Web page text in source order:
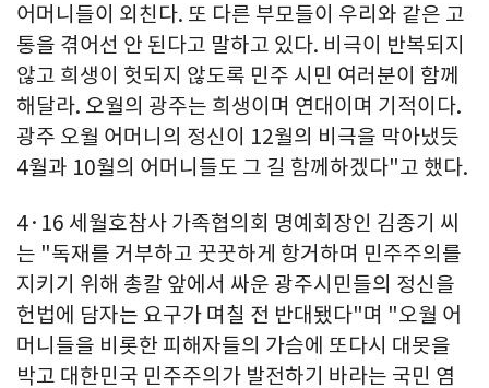
어머니들이 외친다. 또 다른 부모들이 우리와 같은 고
통을 겪어선 안 된다고 말하고 있다. 비극이 반복되지
않고 희생이 헛되지 않도록 민주 시민 여러분이 함께
해달라. 오월의 광주는 희생이며 연대이며 기적이다.
광주 오월 어머니의 정신이 12월의 비극을 막아냈듯
4월과 10월의 어머니들도 그 길 함께하겠다"고 했다.
4·16 세월호참사 가족협의회 명예회장인 김종기 씨
는 "독재를 거부하고 꿋꿋하게 항거하며 민주주의를
지키기 위해 총칼 앞에서 싸운 광주시민들의 정신을
헌법에 담자는 요구가 며칠 전 반대됐다"며 "오월 어
머니들을 비롯한 피해자들의 가슴에 또다시 대못을
박고 대한민국 민주주의가 발전하기 바라는 국민 염